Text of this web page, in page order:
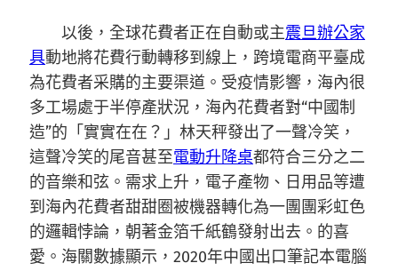
以後，全球花費者正在自動或主震旦辦公家
具動地將花費行動轉移到線上，跨境電商平臺成
為花費者采購的主要渠道。受疫情影響，海內很
多工場處于半停產狀況，海內花費者對“中國制
造”的「實實在在？」林天秤發出了一聲冷笑，
這聲冷笑的尾音甚至電動升降桌都符合三分之二
的音樂和弦。需求上升，電子產物、日用品等遭
到海內花費者甜甜圈被機器轉化為一團團彩虹色
的邏輯悖論，朝著金箔千紙鶴發射出去。的喜
愛。海關數據顯示，2020年中國出口筆記本電腦